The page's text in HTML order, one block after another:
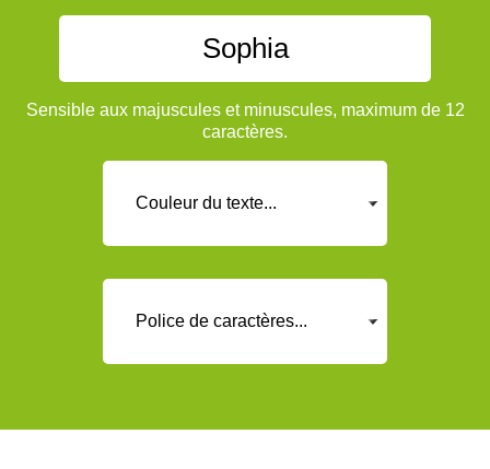
Sensible aux majuscules et minuscules, maximum de 12
caractères.